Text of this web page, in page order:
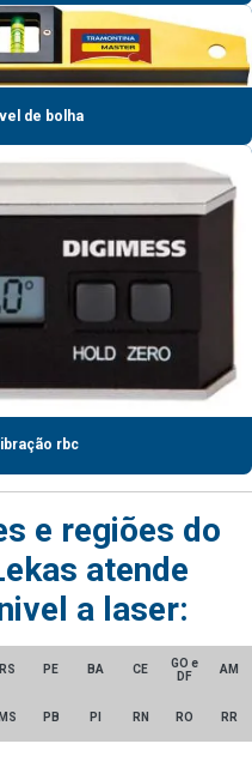
de bolha
rbc
e regiões do
atende
a laser:
RS PE BA CE
GO e
DF
AM
MS PB PI RN RO RR